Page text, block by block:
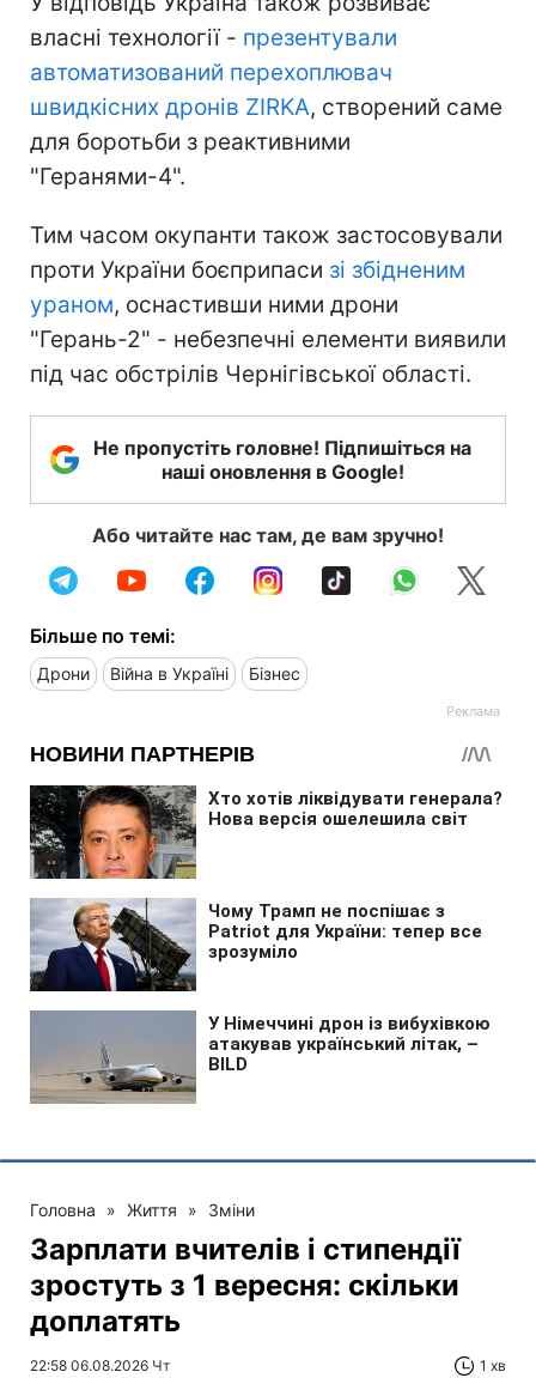
власні технології - презентували
автоматизований перехоплювач
швидкісних дронів ZIRKA, створений саме
для боротьби з реактивними
"Геранями-4".
Тим часом окупанти також застосовували
проти України боєприпаси зі збідненим
ураном, оснастивши ними дрони
"Герань-2" - небезпечні елементи виявили
під час обстрілів Чернігівської області.
Не пропустіть головне! Підпишіться на
наші оновлення в Google!
Або читайте нас там, де вам зручно!
Більше по темі:
Дрони Війна в Україні Бізнес
Головна » Життя » Зміни
Зарплати вчителів і стипендії
зростуть з 1 вересня: скільки
доплатять
22:58 06.08.2026 Чт 1 хв